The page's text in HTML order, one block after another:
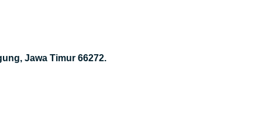
Jawa Timur 66272.